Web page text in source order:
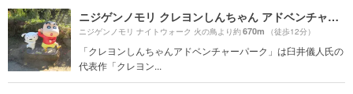
ニジゲンノモリ クレヨンしんちゃん アドベンチャーパーク
ニジゲンノモリ ナイトウォーク 火の鳥より約670m （徒歩12分）
「クレヨンしんちゃんアドベンチャーパーク」は臼井儀人氏の
代表作「クレヨン...